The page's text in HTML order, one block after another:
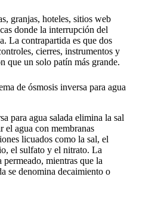
granjas, hoteles, sitios web
donde la interrupción del
La contrapartida es que dos
cierres, instrumentos y
que un solo patín más grande.
de ósmosis inversa para agua
para agua salada elimina la sal
el agua con membranas
licuados como la sal, el
el sulfato y el nitrato. La
mientras que la
se denomina decaimiento o